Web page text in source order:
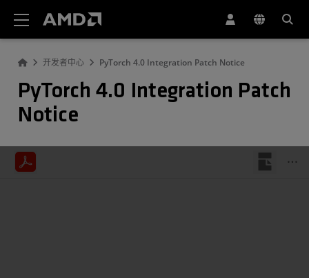
开发者中心 PyTorch 4.0 Integration Patch Notice
PyTorch 4.0 Integration Patch
Notice